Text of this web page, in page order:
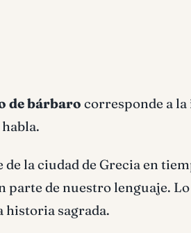
de bárbaro corresponde a la
la ciudad de Grecia en
parte de nuestro lenguaje.
historia sagrada.